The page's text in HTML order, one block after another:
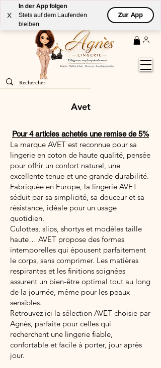
X
In der App folgen
Stets auf dem Laufenden
bleiben
Zur App
LivraisonGRATUITE (à partir de 59€) à domicile par
Colissimo en France métropolitaine
Avet
Pour 4 articles achetés une remise de 5%
La marque AVET est reconnue pour sa
lingerie en coton de haute qualité, pensée
pour offrir un confort naturel, une
excellente tenue et une grande durabilité.
Fabriquée en Europe, la lingerie AVET
séduit par sa simplicité, sa douceur et sa
résistance, idéale pour un usage
quotidien.
Culottes, slips, shortys et modèles taille
haute… AVET propose des formes
intemporelles qui épousent parfaitement
le corps, sans comprimer. Les matières
respirantes et les finitions soignées
assurent un bien-être optimal tout au long
de la journée, même pour les peaux
sensibles.
Retrouvez ici la sélection AVET choisie par
Agnès, parfaite pour celles qui
recherchent une lingerie fiable,
confortable et facile à porter, jour après
jour.